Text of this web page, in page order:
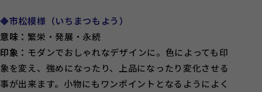
◆市松模様（いちまつもよう）
意味：繁栄・発展・永続
印象： モダンでおしゃれなデザインに。色によっても印
象を変え、強めになったり、上品になったり変化させる
事が出来ます。小物にもワンポイントとなるようによく